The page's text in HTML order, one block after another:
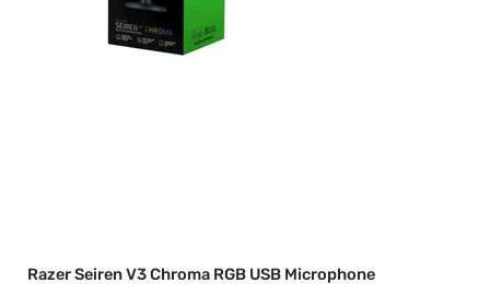
Razer Seiren V3 Chroma RGB USB Microphone